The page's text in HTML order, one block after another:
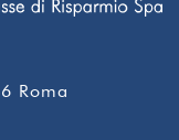
Roma